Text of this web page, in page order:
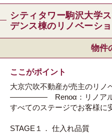
シティタワー駒沢大学
デンス棟のリノベーシ
物件
ここがポイント
大京穴吹不動産が売主のリノ
――――― Renoα：リノ
すべてのステージでお客様に
STAGE１． 仕入れ品質